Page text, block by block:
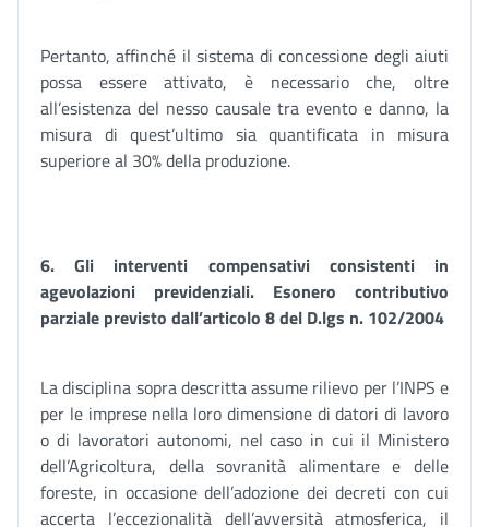
Pertanto, affinché il sistema di concessione degli aiuti
possa essere attivato, è necessario che, oltre
all’esistenza del nesso causale tra evento e danno, la
misura di quest’ultimo sia quantificata in misura
superiore al 30% della produzione.
6. Gli interventi compensativi consistenti in
agevolazioni previdenziali. Esonero contributivo
parziale previsto dall’articolo 8 del D.lgs n. 102/2004
La disciplina sopra descritta assume rilievo per l’INPS e
per le imprese nella loro dimensione di datori di lavoro
o di lavoratori autonomi, nel caso in cui il Ministero
dell’Agricoltura, della sovranità alimentare e delle
foreste, in occasione dell’adozione dei decreti con cui
accerta l’eccezionalità dell’avversità atmosferica, il